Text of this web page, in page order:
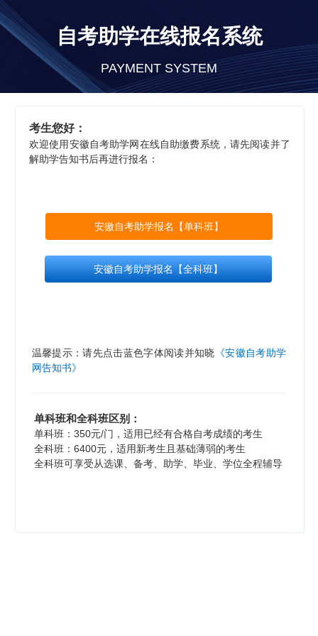
PAYMENT SYSTEM
自考助学在线报名系统
温馨提示：请先点击蓝色字体阅读并知晓 《安徽自考助学
网告知书》
考生您好：
欢迎使用安徽自考助学网在线自助缴费系统，请先阅读并了
解助学告知书后再进行报名：
安徽自考助学报名【单科班】
安徽自考助学报名【全科班】
单科班和全科班区别：
单科班：350元/门，适用已经有合格自考成绩的考生
全科班：6400元，适用新考生且基础薄弱的考生
全科班可享受从选课、备考、助学、毕业、学位全程辅导
安徽自考助学